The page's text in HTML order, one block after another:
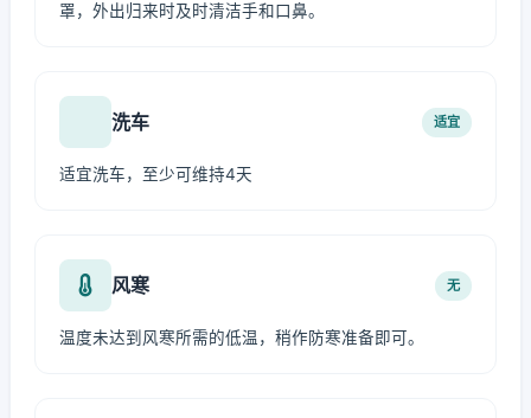
罩，外出归来时及时清洁手和口鼻。
洗车 适宜
适宜洗车，至少可维持4天
风寒 无
温度未达到风寒所需的低温，稍作防寒准备即可。